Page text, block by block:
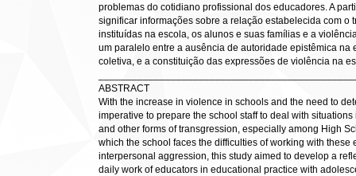
problemas do cotidiano profissional dos educadores. A
significar informações sobre a relação estabelecida com o
instituídas na escola, os alunos e suas famílias e a
um paralelo entre a ausência de autoridade epistêmica na
coletiva, e a constituição das expressões de violência na
ABSTRACT
With the increase in violence in schools and the need to
imperative to prepare the school staff to deal with
and other forms of transgression, especially among High
which the school faces the difficulties of working with
interpersonal aggression, this study aimed to develop a
daily work of educators in educational practice with